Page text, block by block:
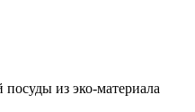
из эко-материала